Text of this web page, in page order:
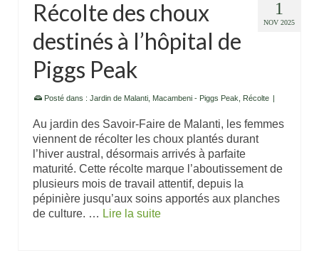
1
NOV 2025
Récolte des choux
destinés à l’hôpital de
Piggs Peak
Posté dans : Jardin de Malanti, Macambeni - Piggs Peak, Récolte
Au jardin des Savoir-Faire de Malanti, les femmes
viennent de récolter les choux plantés durant
l’hiver austral, désormais arrivés à parfaite
maturité. Cette récolte marque l’aboutissement de
plusieurs mois de travail attentif, depuis la
pépinière jusqu’aux soins apportés aux planches
de culture. … Lire la suite